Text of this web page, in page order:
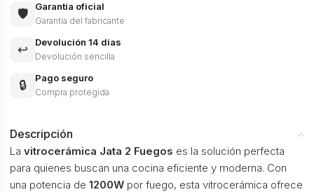
🛡️ Garantía oficial
Garantía del fabricante
↩️ Devolución 14 días
Devolución sencilla
🔒 Pago seguro
Compra protegida
Descripción
La vitrocerámica Jata 2 Fuegos es la solución perfecta
para quienes buscan una cocina eficiente y moderna. Con
una potencia de 1200W por fuego, esta vitrocerámica ofrece